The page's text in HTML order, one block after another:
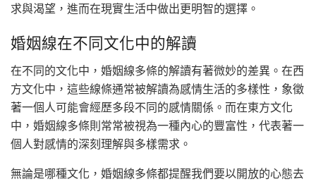
求與渴望，進而在現實生活中做出更明智的選擇。
婚姻線在不同文化中的解讀
在不同的文化中，婚姻線多條的解讀有著微妙的差異。在西
方文化中，這些線條通常被解讀為感情生活的多樣性，象徵
著一個人可能會經歷多段不同的感情關係。而在東方文化
中，婚姻線多條則常常被視為一種內心的豐富性，代表著一
個人對感情的深刻理解與多樣需求。
無論是哪種文化，婚姻線多條都提醒我們要以開放的心態去